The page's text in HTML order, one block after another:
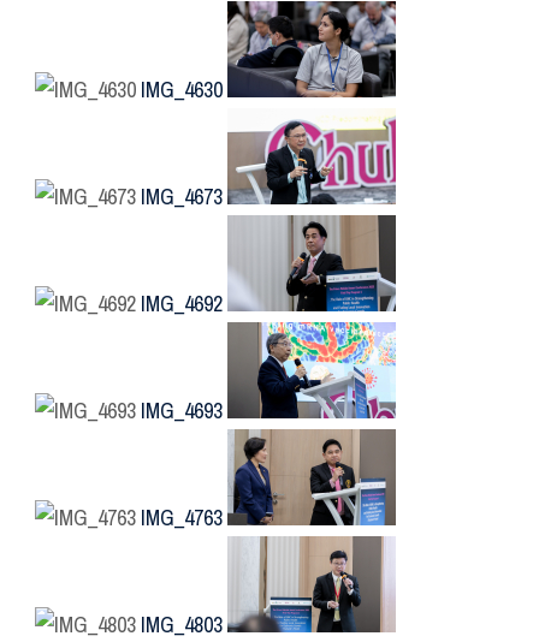
IMG_4630
IMG_4673
IMG_4692
IMG_4693
IMG_4763
IMG_4803